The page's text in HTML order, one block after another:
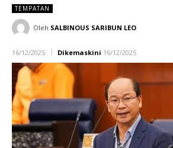
TEMPATAN
Oleh SALBINOUS SARIBUN LEO
16/12/2025 Dikemaskini 16/12/2025